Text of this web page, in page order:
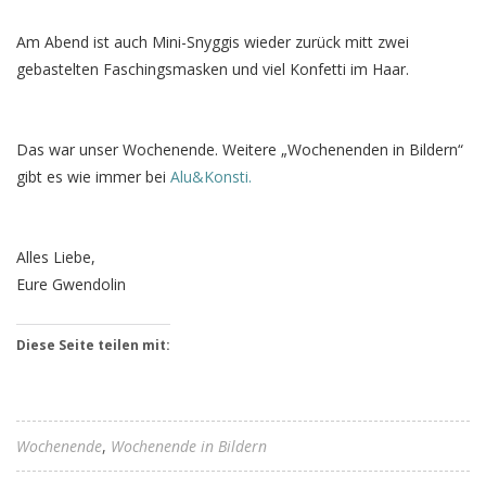
Am Abend ist auch Mini-Snyggis wieder zurück mitt zwei
gebastelten Faschingsmasken und viel Konfetti im Haar.
Das war unser Wochenende. Weitere „Wochenenden in Bildern“
gibt es wie immer bei Alu&Konsti.
Alles Liebe,
Eure Gwendolin
Diese Seite teilen mit:
Wochenende Wochenende in Bildern